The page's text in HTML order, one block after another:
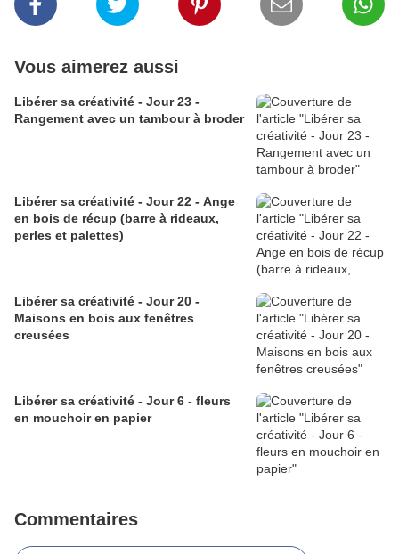
Vous aimerez aussi
Libérer sa créativité - Jour 23 -
Rangement avec un tambour à broder
Libérer sa créativité - Jour 22 - Ange
en bois de récup (barre à rideaux,
perles et palettes)
Libérer sa créativité - Jour 20 -
Maisons en bois aux fenêtres
creusées
Libérer sa créativité - Jour 6 - fleurs
en mouchoir en papier
Commentaires